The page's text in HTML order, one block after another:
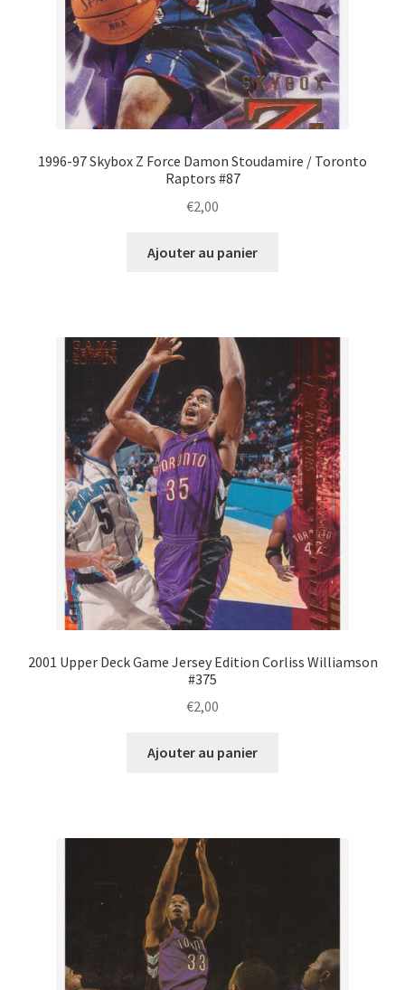
1996-97 Skybox Z Force Damon Stoudamire / Toronto
Raptors #87
€2,00
Ajouter au panier
2001 Upper Deck Game Jersey Edition Corliss Williamson
#375
€2,00
Ajouter au panier